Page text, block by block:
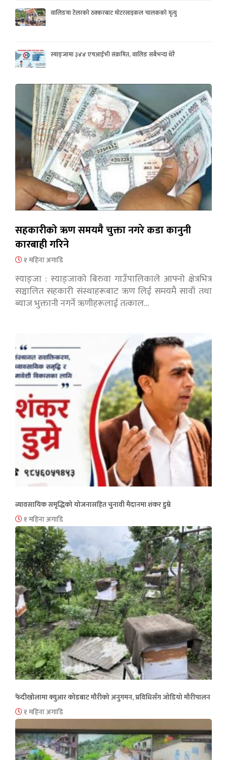
वालिङमा टेलरको ठक्करबाट मोटरसाइकल चालकको मृत्यु
स्याङ्जामा ३४४ एचआईभी संक्रमित, वालिङ सबैभन्दा धेरै
सहकारीको ऋण समयमै चुक्ता नगरे कडा कानुनी
कारबाही गरिने
१ महिना अगाडि
स्याङ्जा : स्याङ्जाको बिरुवा गाउँपालिकाले आफ्नो क्षेत्रभित्र
सञ्चालित सहकारी संस्थाहरूबाट ऋण लिई समयमै सावाँ तथा
ब्याज भुक्तानी नगर्ने ऋणीहरूलाई तत्काल…
व्यावसायिक समृद्धिको योजनासहित चुनावी मैदानमा शंकर डुम्रे
१ महिना अगाडि
फेदीखोलामा क्युआर कोडबाट मौरीको अनुगमन, प्रविधिसँग जोडियो मौरीपालन
१ महिना अगाडि